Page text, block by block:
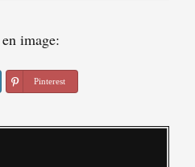
image:
Pinterest